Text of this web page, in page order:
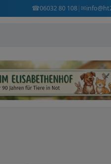
☎06032 80 108| ✉